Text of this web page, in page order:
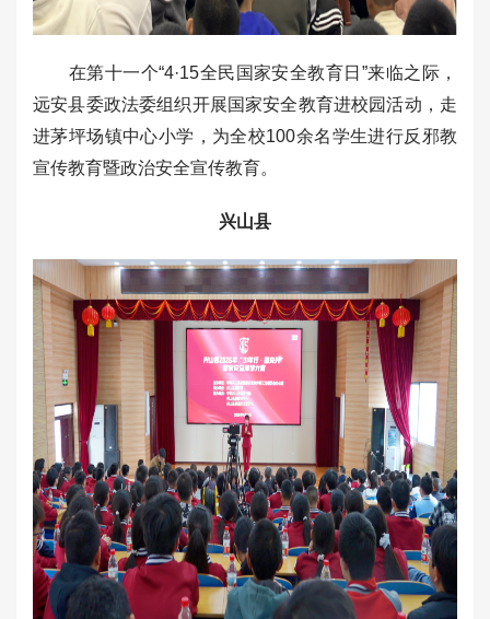
在第十一个“4·15全民国家安全教育日”来临之际，
远安县委政法委组织开展国家安全教育进校园活动，走
进茅坪场镇中心小学，为全校100余名学生进行反邪教
宣传教育暨政治安全宣传教育。
兴山县